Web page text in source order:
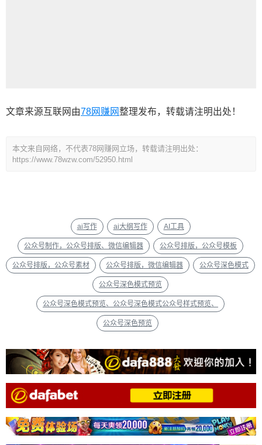
文章来源互联网由78网赚网整理发布，转载请注明出处！
本文来自网络，不代表78网赚网立场，转载请注明出处：
https://www.78wzw.com/52950.html
ai写作 ai大纲写作 AI工具
公众号制作，公众号排版、微信编辑器 公众号排版，公众号模板
公众号排版，公众号素材 公众号排版，微信编辑器 公众号深色模式
公众号深色模式预览
公众号深色模式预览、公众号深色模式公众号样式预览、
公众号深色预览